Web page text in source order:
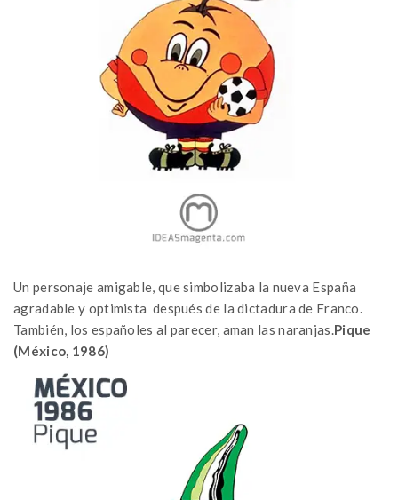
Un personaje amigable, que simbolizaba la nueva España
agradable y optimista después de la dictadura de Franco.
También, los españoles al parecer, aman las naranjas.Pique
(México, 1986)